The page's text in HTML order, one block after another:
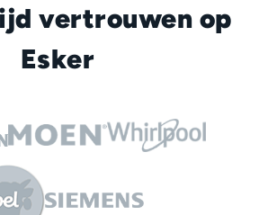
vertrouwen op
Esker